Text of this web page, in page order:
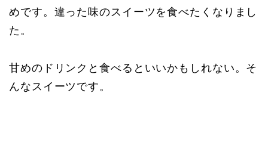
めです。違った味のスイーツを食べたくなりまし
た。
甘めのドリンクと食べるといいかもしれない。そ
んなスイーツです。